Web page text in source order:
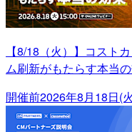
【8/18（火）】コスト
ム刷新がもたらす本当
開催前2026年8月18日(